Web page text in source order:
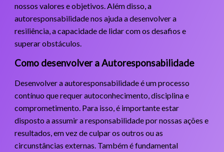
nossos valores e objetivos. Além disso, a
autoresponsabilidade nos ajuda a desenvolver a
resiliência, a capacidade de lidar com os desafios e
superar obstáculos.
Como desenvolver a Autoresponsabilidade
Desenvolver a autoresponsabilidade é um processo
contínuo que requer autoconhecimento, disciplina e
comprometimento. Para isso, é importante estar
disposto a assumir a responsabilidade por nossas ações e
resultados, em vez de culpar os outros ou as
circunstâncias externas. Também é fundamental